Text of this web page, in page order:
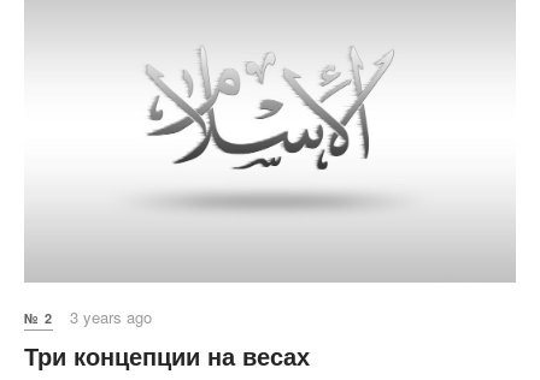
№ 2 3 years ago
Три концепции на весах